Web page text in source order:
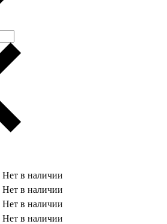
Нет в наличии
Нет в наличии
Нет в наличии
Нет в наличии